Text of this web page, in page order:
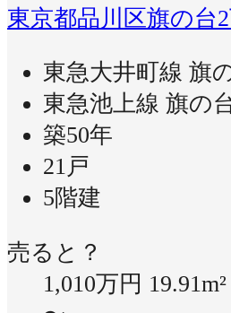
東京都品川区旗の台
東急大井町線 旗
東急池上線 旗の
築50年
21戸
5階建
売ると？
1,010万円 19.91m²